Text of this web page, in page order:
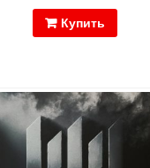
Купить